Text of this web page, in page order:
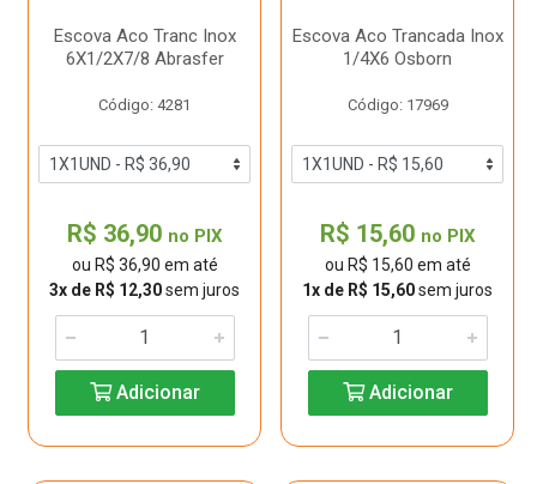
Escova Aco Tranc Inox
6X1/2X7/8 Abrasfer
Código: 4281
R$ 36,90 no PIX
ou R$ 36,90 em até
3x de R$ 12,30sem juros
Adicionar
Escova Aco Trancada Inox
1/4X6 Osborn
Código: 17969
R$ 15,60 no PIX
ou R$ 15,60 em até
1x de R$ 15,60sem juros
Adicionar